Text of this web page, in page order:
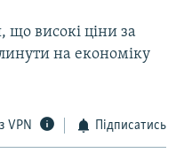
високі ціни за
на економіку
VPN Підписатись